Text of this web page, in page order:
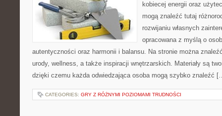
kobiecej energii oraz
mogą znaleźć tutaj
rozwijaniu własnych
opracowana z myślą o
autentyczności oraz harmonii i balansu. Na stronie można
urody, wellness, a także inspiracji wnętrzarskich. Materiały są
dzięki czemu każda odwiedzająca osoba mogą szybko znaleźć
CATEGORIES: GRY Z RÓŻNYMI POZIOMAMI TRUDNOŚCI